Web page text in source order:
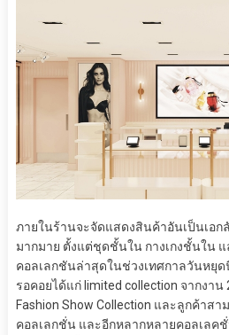
ภายในร้านจะจัดแสดงสินค้าอันเป็นเอก
มากมาย ตั้งแต่ชุดชั้นใน กางเกงชั้นใน
คอลเลกชันล่าสุดในช่วงเทศกาลวันหยุ
รอคอยได้แก่ limited collection จากงาน
Fashion Show Collection และลูกค้าส
คอลเลกชั่น และอีกหลากหลายคอลเลค